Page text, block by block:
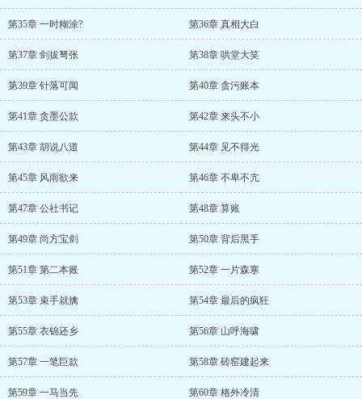
第35章 一时糊涂? 第36章 真相大白
第37章 剑拔弩张 第38章 哄堂大笑
第39章 针落可闻 第40章 贪污账本
第41章 贪墨公款 第42章 来头不小
第43章 胡说八道 第44章 见不得光
第45章 风雨欲来 第46章 不卑不亢
第47章 公社书记 第48章 算账
第49章 尚方宝剑 第50章 背后黑手
第51章 第二本账 第52章 一片森寒
第53章 束手就擒 第54章 最后的疯狂
第55章 衣锦还乡 第56章 山呼海啸
第57章 一笔巨款 第58章 砖窑建起来
第59章 一马当先 第60章 格外冷清